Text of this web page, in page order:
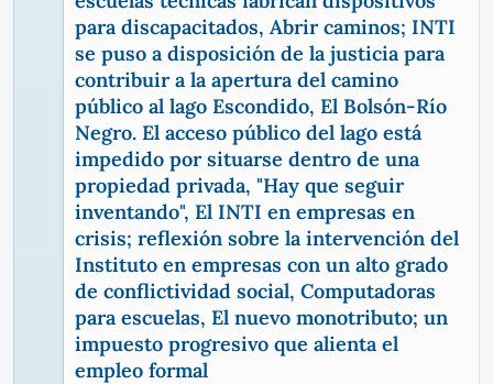
para discapacitados, Abrir caminos; INTI
se puso a disposición de la justicia para
contribuir a la apertura del camino
público al lago Escondido, El Bolsón-Río
Negro. El acceso público del lago está
impedido por situarse dentro de una
propiedad privada, "Hay que seguir
inventando", El INTI en empresas en
crisis; reflexión sobre la intervención del
Instituto en empresas con un alto grado
de conflictividad social, Computadoras
para escuelas, El nuevo monotributo; un
impuesto progresivo que alienta el
empleo formal